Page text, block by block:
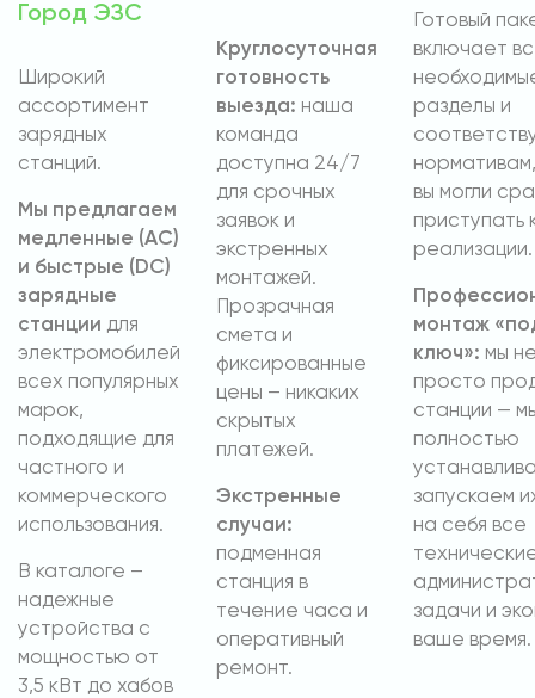
Город ЭЗС
Широкий
ассортимент
зарядных
станций.
Мы предлагаем
медленные (AC)
и быстрые (DC)
зарядные
станции для
электромобилей
всех популярных
марок,
подходящие для
частного и
коммерческого
использования.
В каталоге –
надежные
устройства с
мощностью от
3,5 кВт до хабов
Круглосуточная
готовность
выезда: наша
команда
доступна 24/7
для срочных
заявок и
экстренных
монтажей.
Прозрачная
смета и
фиксированные
цены – никаких
скрытых
платежей.
Экстренные
случаи:
подменная
станция в
течение часа и
оперативный
ремонт.
Готовый
включает
разделы и
вы могли
приступать
реализации.
монтаж
ключ»: мы
просто
станции —
полностью
запускаем
на себя все
задачи и
ваше время.